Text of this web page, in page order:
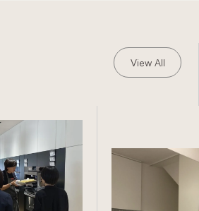
View All